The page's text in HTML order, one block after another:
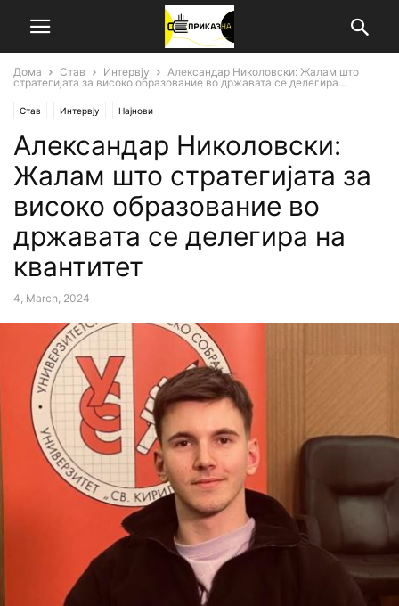
Дома Став Интервју
Александар Николовски: Жалам што
стратегијата за високо образование во државата се делегира...
Став Интервју Најнови
Александар Николовски:
Жалам што стратегијата за
високо образование во
државата се делегира на
квантитет
4, March, 2024